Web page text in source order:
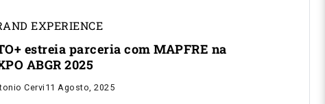
EXPERIENCE
estreia parceria com MAPFRE na
ABGR 2025
Cervi11 Agosto, 2025